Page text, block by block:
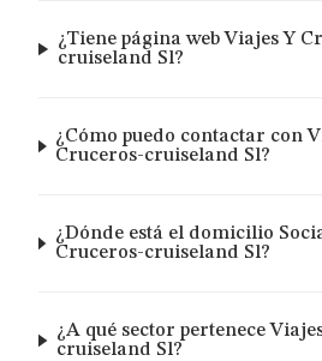
¿Tiene página web Viajes Y
cruiseland Sl?
¿Cómo puedo contactar con
Cruceros-cruiseland Sl?
¿Dónde está el domicilio
Cruceros-cruiseland Sl?
¿A qué sector pertenece
cruiseland Sl?